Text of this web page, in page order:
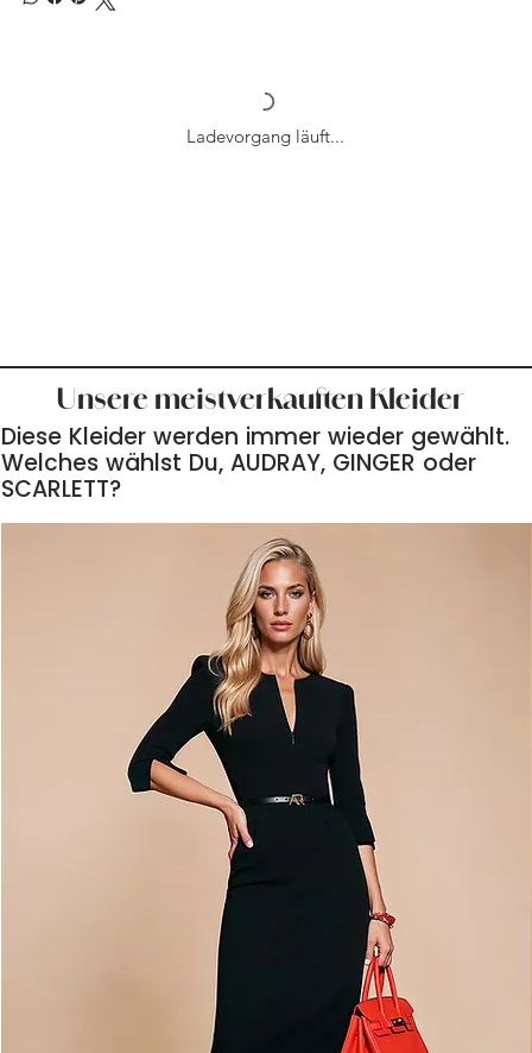
Ladevorgang läuft...
Unsere meistverkauften Kleider
Diese Kleider werden immer wieder gewählt.
Welches wählst Du, AUDRAY, GINGER oder
SCARLETT?